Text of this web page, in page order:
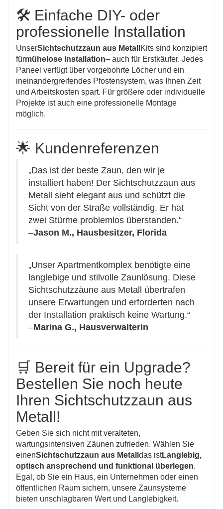
🛠️ Einfache DIY- oder
professionelle Installation
UnserSichtschutzzaun aus Metall Kits sind konzipiert
fürmühelose Installation– auch für Erstkäufer. Jedes
Paneel verfügt über vorgebohrte Löcher und ein
ineinandergreifendes Pfostensystem, was Ihnen Zeit
und Arbeitskosten spart. Für größere oder individuelle
Projekte ist auch eine professionelle Montage
möglich.
🌟 Kundenreferenzen
„Das ist der beste Zaun, den wir je
installiert haben! Der Sichtschutzzaun aus
Metall sieht elegant aus und schützt die
Sicht von der Straße vollständig. Er hat
zwei Stürme problemlos überstanden.“
–Jason M., Hausbesitzer, Florida
„Unser Apartmentkomplex benötigte eine
langlebige und stilvolle Zaunlösung. Diese
Sichtschutzzäune aus Metall übertrafen
unsere Erwartungen und erforderten nach
der Installation praktisch keine Wartung.“
–Marina G., Hausverwalterin
🛒 Bereit für ein Upgrade?
Bestellen Sie noch heute
Ihren Sichtschutzzaun aus
Metall!
Geben Sie sich nicht mit veralteten,
wartungsintensiven Zäunen zufrieden. Wählen Sie
einenSichtschutzzaun aus Metall das istLanglebig,
optisch ansprechend und funktional überlegen.
Egal, ob Sie ein Haus, ein Unternehmen oder einen
öffentlichen Raum sichern, unsere Zaunsysteme
bieten unschlagbaren Wert und Langlebigkeit.